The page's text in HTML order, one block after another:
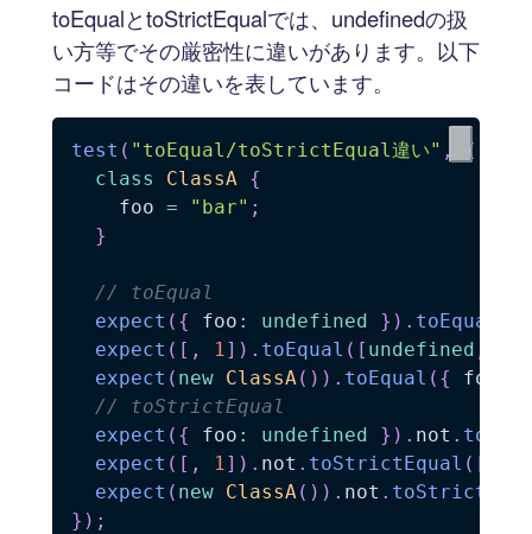
toEqualとtoStrictEqualでは、undefinedの扱
い方等でその厳密性に違いがあります。以下
コードはその違いを表しています。
test ( "toEqual/toStrictEqual違い" , (
class
ClassA
{
    foo
= "bar" ;
}
// toEqual
expect ( { foo : undefined } ) . toEqual
expect ( [ , 1 ] ) . toEqual ( [ undefined
expect ( new ClassA ( ) ) . toEqual ( { foo
// toStrictEqual
expect ( { foo : undefined } ) . not .
expect ( [ , 1 ] ) . not . toStrictEqual ( [
expect ( new ClassA ( ) ) . not .
} ) ;